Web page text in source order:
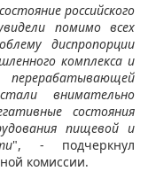
российского
помимо всех
диспропорции
комплекса и
внимательно
состояния
пищевой и
", - подчеркнул
комиссии.